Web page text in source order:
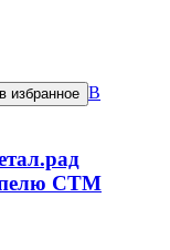
избранное В
CTM